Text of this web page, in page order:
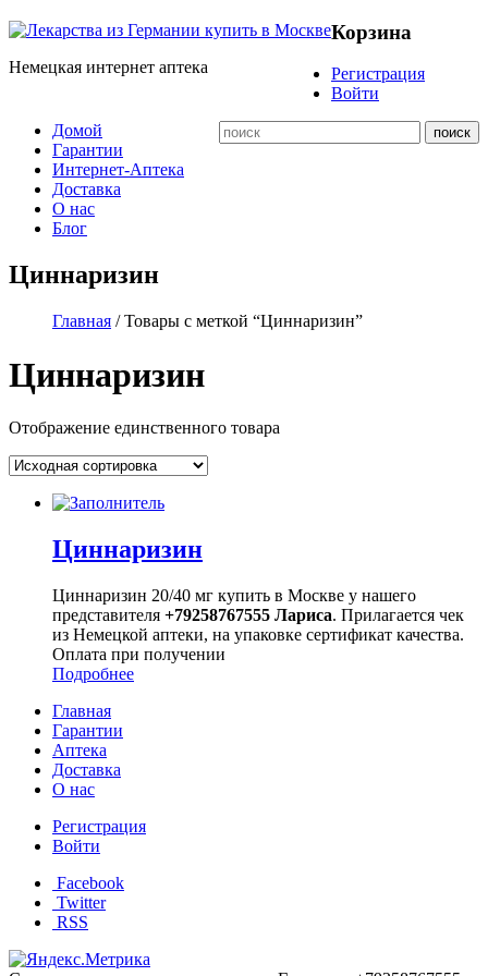
Немецкая интернет аптека
Корзина
Регистрация
Войти
Домой
Гарантии
Интернет-Аптека
Доставка
О нас
Блог
Циннаризин
Главная / Товары с меткой “Циннаризин”
Циннаризин
Отображение единственного товара
Циннаризин
Циннаризин 20/40 мг купить в Москве у нашего
представителя +79258767555 Лариса. Прилагается чек
из Немецкой аптеки, на упаковке сертификат качества.
Оплата при получении
Подробнее
Главная
Гарантии
Аптека
Доставка
О нас
Регистрация
Войти
Facebook
Twitter
RSS